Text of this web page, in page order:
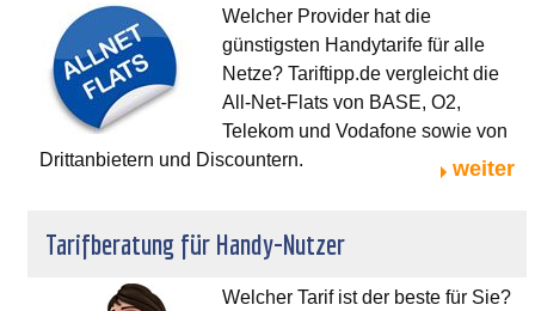
Welcher Provider hat die
günstigsten Handytarife für alle
Netze? Tariftipp.de vergleicht die
All-Net-Flats von BASE, O2,
Telekom und Vodafone sowie von
Drittanbietern und Discountern.
weiter
Tarifberatung für Handy-Nutzer
Welcher Tarif ist der beste für Sie?